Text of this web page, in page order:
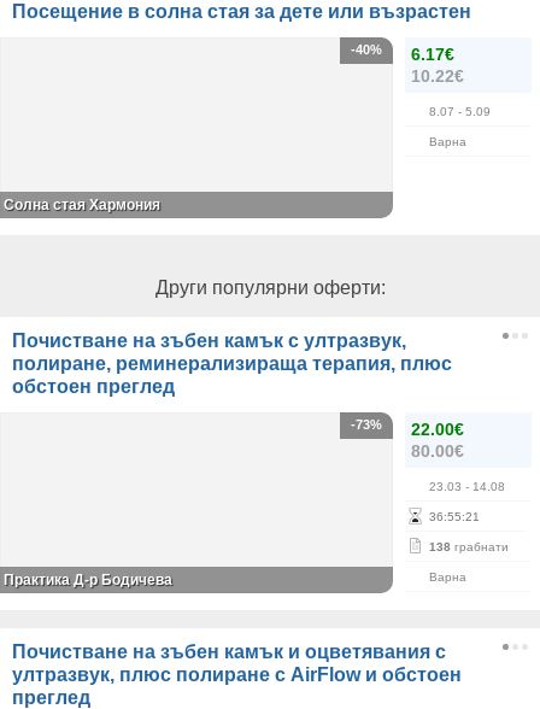
Посещение в солна стая за дете или възрастен
6.17€
10.22€
8.07 - 5.09
Варна
-40%
Солна стая Хармония
Други популярни оферти:
Почистване на зъбен камък с ултразвук,
полиране, реминерализираща терапия, плюс
обстоен преглед
22.00€
80.00€
23.03 - 14.08
36:55:21
138 грабнати
Варна
-73%
Практика Д-р Бодичева
Почистване на зъбен камък и оцветявания с
ултразвук, плюс полиране с AirFlow и обстоен
преглед